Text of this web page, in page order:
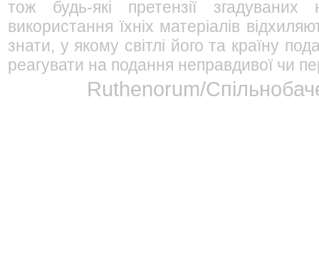
тож будь-які претензії
використання їхніх матеріалів
знати, у якому світлі його та країну
реагувати на подання неправдивої чи
Ruthenorum/